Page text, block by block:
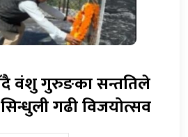
वंशु गुरुङका सन्ततिले
गढी विजयोत्सव